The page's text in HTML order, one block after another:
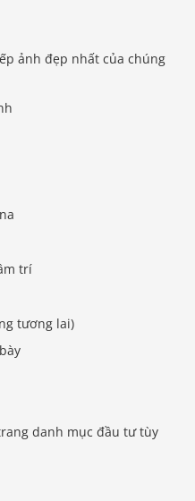
ảnh đẹp nhất của chúng
trí
tương lai)
danh mục đầu tư tùy